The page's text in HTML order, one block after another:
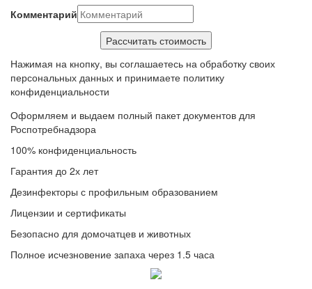
Комментарий
Нажимая на кнопку, вы соглашаетесь на обработку своих
персональных данных и принимаете политику
конфиденциальности
Оформляем и выдаем полный пакет документов для
Роспотребнадзора
100% конфиденциальность
Гарантия до 2х лет
Дезинфекторы с профильным образованием
Лицензии и сертификаты
Безопасно для домочатцев и животных
Полное исчезновение запаха через 1.5 часа